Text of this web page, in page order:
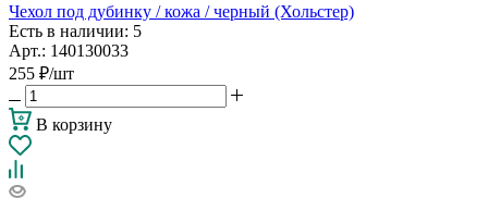
Чехол под дубинку / кожа / черный (Хольстер)
Есть в наличии: 5
Арт.: 140130033
255 ₽/шт
В корзину